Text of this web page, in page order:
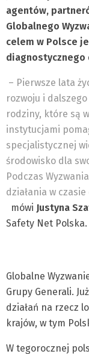
agentów,
Globalnego
celem w Polsce
diagnostycznego
– Pierwsze lata
rozwoju i
rodziny, które są
instytucjami
specjalistycznej
środowisko dla
Podczas
działania w
mówi Justyna
Safety Net Polska.
Globalne
Grupy Generali.
działań na rzecz
krajów, w tym
W tegorocznej